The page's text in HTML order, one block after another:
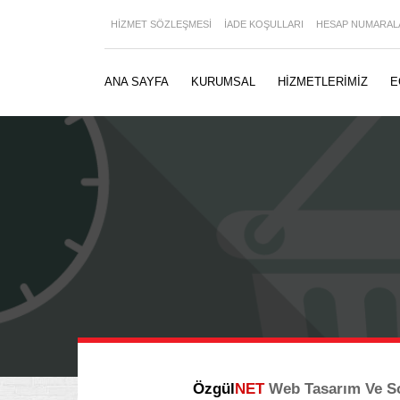
HİZMET SÖZLEŞMESİ İADE KOŞULLARI HESAP
ANA SAYFA KURUMSAL HİZMETLERİMİZ
ÖzgülNETWeb Tasarım Ve